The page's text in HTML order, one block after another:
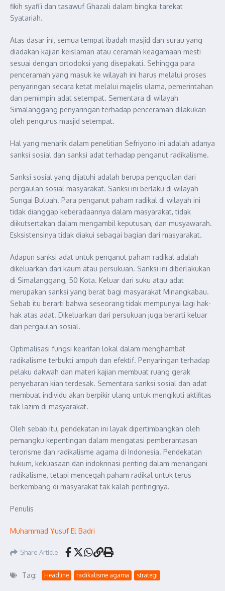
fikih syafi’i dan tasawuf Ghazali dalam bingkai tarekat
Syatariah.
Atas dasar ini, semua tempat ibadah masjid dan surau yang
diadakan kajian keislaman atau ceramah keagamaan mesti
sesuai dengan ortodoksi yang disepakati. Sehingga para
penceramah yang masuk ke wilayah ini harus melalui proses
penyaringan secara ketat melalui majelis ulama, pemerintahan
dan pemimpin adat setempat. Sementara di wilayah
Simalanggang penyaringan terhadap penceramah dilakukan
oleh pengurus masjid setempat.
Hal yang menarik dalam penelitian Sefriyono ini adalah adanya
sanksi sosial dan sanksi adat terhadap penganut radikalisme.
Sanksi sosial yang dijatuhi adalah berupa pengucilan dari
pergaulan sosial masyarakat. Sanksi ini berlaku di wilayah
Sungai Buluah. Para penganut paham radikal di wilayah ini
tidak dianggap keberadaannya dalam masyarakat, tidak
diikutsertakan dalam mengambil keputusan, dan musyawarah.
Esksistensinya tidak diakui sebagai bagian dari masyarakat.
Adapun sanksi adat untuk penganut paham radikal adalah
dikeluarkan dari kaum atau persukuan. Sanksi ini diberlakukan
di Simalanggang, 50 Kota. Keluar dari suku atau adat
merupakan sanksi yang berat bagi masyarakat Minangkabau.
Sebab itu berarti bahwa seseorang tidak mempunyai lagi hak-
hak atas adat. Dikeluarkan dari persukuan juga berarti keluar
dari pergaulan sosial.
Optimalisasi fungsi kearifan lokal dalam menghambat
radikalisme terbukti ampuh dan efektif. Penyaringan terhadap
pelaku dakwah dan materi kajian membuat ruang gerak
penyebaran kian terdesak. Sementara sanksi sosial dan adat
membuat individu akan berpikir ulang untuk mengikuti aktifitas
tak lazim di masyarakat.
Oleh sebab itu, pendekatan ini layak dipertimbangkan oleh
pemangku kepentingan dalam mengatasi pemberantasan
terorisme dan radikalisme agama di Indonesia. Pendekatan
hukum, kekuasaan dan indokrinasi penting dalam menangani
radikalisme, tetapi mencegah paham radikal untuk terus
berkembang di masyarakat tak kalah pentingnya.
Penulis
Muhammad Yusuf El Badri
Share Article
Tag: Headline radikalisme agama strategi